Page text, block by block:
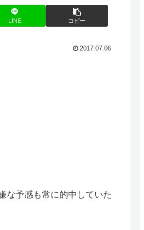
LINE コピー
2017.07.06
な予感も常に的中していた